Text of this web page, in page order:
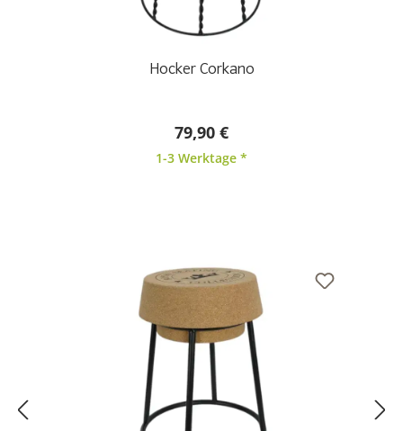
Hocker Corkano
79,90 €
1-3 Werktage *